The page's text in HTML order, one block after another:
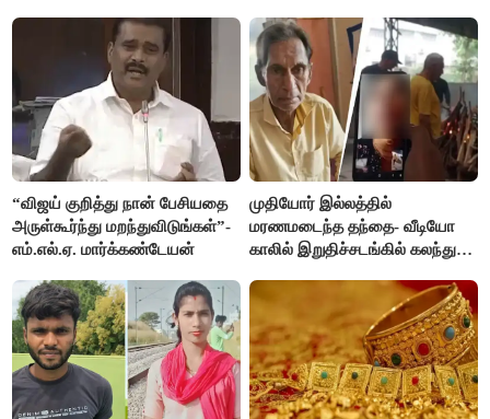
“விஜய் குறித்து நான் பேசியதை
அருள்கூர்ந்து மறந்துவிடுங்கள்”-
எம்.எல்.ஏ. மார்க்கண்டேயன்
முதியோர் இல்லத்தில்
மரணமடைந்த தந்தை- வீடியோ
காலில் இறுதிச்சடங்கில் கலந்து